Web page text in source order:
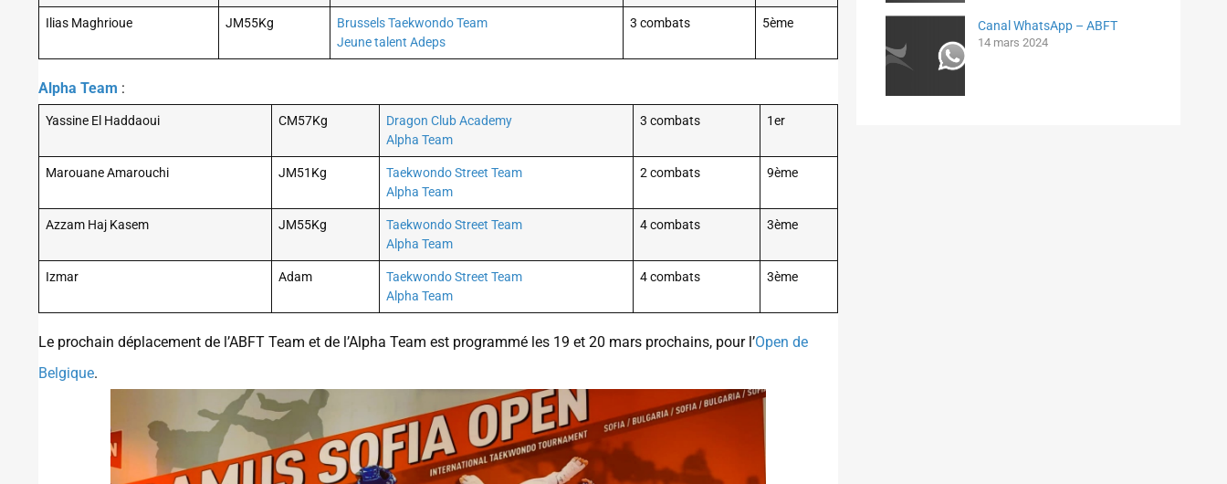
Ilias Maghrioue JM55Kg
Brussels Taekwondo Team
Jeune talent Adeps
3 combats 5ème
Alpha Team :
Yassine El Haddaoui CM57Kg
Dragon Club Academy
Alpha Team
3 combats 1er
Marouane Amarouchi JM51Kg
Taekwondo Street Team
Alpha Team
2 combats 9ème
Azzam Haj Kasem JM55Kg
Taekwondo Street Team
Alpha Team
4 combats 3ème
Izmar Adam
Taekwondo Street Team
Alpha Team
4 combats 3ème
Le prochain déplacement de l’ABFT Team et de l’Alpha Team est programmé les 19 et 20 mars prochains, pour l’Open de
Belgique.
Canal WhatsApp – ABFT
14 mars 2024